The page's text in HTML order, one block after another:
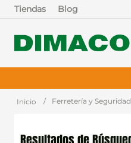
Tiendas Blog
Ferretería y Seguridad